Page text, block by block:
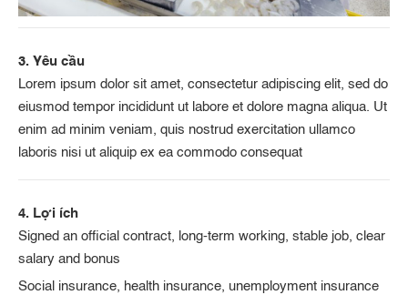
3. Yêu cầu
Lorem ipsum dolor sit amet, consectetur adipiscing elit, sed do
eiusmod tempor incididunt ut labore et dolore magna aliqua. Ut
enim ad minim veniam, quis nostrud exercitation ullamco
laboris nisi ut aliquip ex ea commodo consequat
4. Lợi ích
Signed an official contract, long-term working, stable job, clear
salary and bonus
Social insurance, health insurance, unemployment insurance